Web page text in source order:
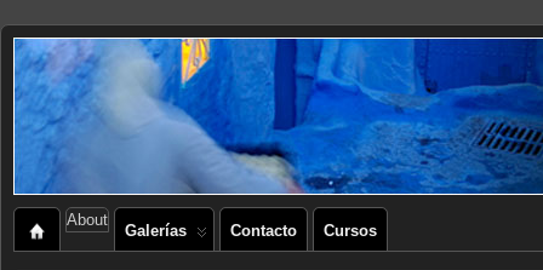
About
Galerías Contacto Cursos